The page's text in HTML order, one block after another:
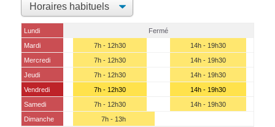
Lundi
Fermé
Mardi
7h - 12h30
14h - 19h30
Mercredi
7h - 12h30
14h - 19h30
Jeudi
7h - 12h30
14h - 19h30
Vendredi
7h - 12h30
14h - 19h30
Samedi
7h - 12h30
14h - 19h30
Dimanche
7h - 13h